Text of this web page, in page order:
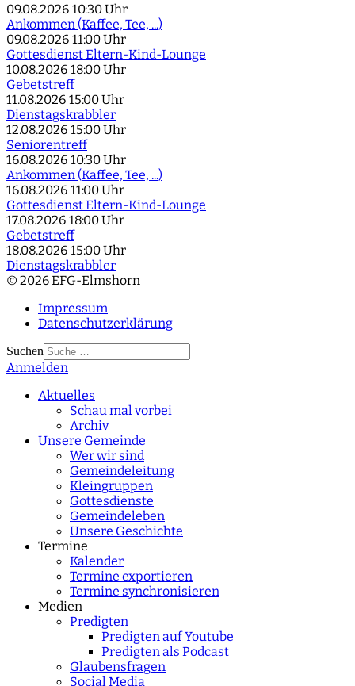
09.08.2026 10:30 Uhr
Ankommen (Kaffee, Tee, ...)
09.08.2026 11:00 Uhr
Gottesdienst Eltern-Kind-Lounge
10.08.2026 18:00 Uhr
Gebetstreff
11.08.2026 15:00 Uhr
Dienstagskrabbler
12.08.2026 15:00 Uhr
Seniorentreff
16.08.2026 10:30 Uhr
Ankommen (Kaffee, Tee, ...)
16.08.2026 11:00 Uhr
Gottesdienst Eltern-Kind-Lounge
17.08.2026 18:00 Uhr
Gebetstreff
18.08.2026 15:00 Uhr
Dienstagskrabbler
© 2026 EFG-Elmshorn
Impressum
Datenschutzerklärung
Suchen
Type 2 or more
Anmelden
Aktuelles
Schau mal vorbei
Archiv
Unsere Gemeinde
Wer wir sind
Gemeindeleitung
Kleingruppen
Gottesdienste
Gemeindeleben
Unsere Geschichte
Termine
Kalender
Termine exportieren
Termine synchronisieren
Medien
Predigten
Predigten auf Youtube
Predigten als Podcast
Glaubensfragen
Social Media